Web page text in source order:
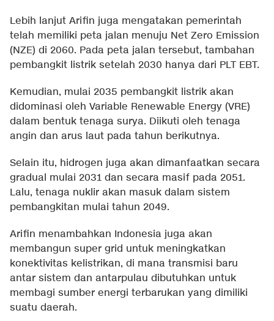
Lebih lanjut Arifin juga mengatakan pemerintah
telah memiliki peta jalan menuju Net Zero Emission
(NZE) di 2060. Pada peta jalan tersebut, tambahan
pembangkit listrik setelah 2030 hanya dari PLT EBT.
Kemudian, mulai 2035 pembangkit listrik akan
didominasi oleh Variable Renewable Energy (VRE)
dalam bentuk tenaga surya. Diikuti oleh tenaga
angin dan arus laut pada tahun berikutnya.
Selain itu, hidrogen juga akan dimanfaatkan secara
gradual mulai 2031 dan secara masif pada 2051.
Lalu, tenaga nuklir akan masuk dalam sistem
pembangkitan mulai tahun 2049.
Arifin menambahkan Indonesia juga akan
membangun super grid untuk meningkatkan
konektivitas kelistrikan, di mana transmisi baru
antar sistem dan antarpulau dibutuhkan untuk
membagi sumber energi terbarukan yang dimiliki
suatu daerah.